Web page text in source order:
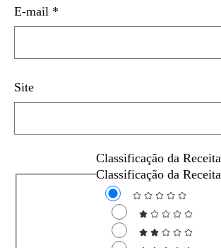
E-mail *
Site
Classificação da Receita
Classificação da Receita